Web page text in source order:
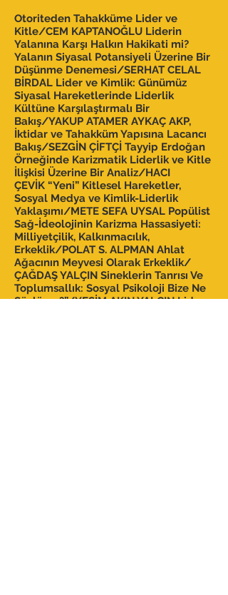
Otoriteden Tahakküme Lider ve
Kitle/CEM KAPTANOĞLU Liderin
Yalanına Karşı Halkın Hakikati mi?
Yalanın Siyasal Potansiyeli Üzerine Bir
Düşünme Denemesi/SERHAT CELAL
BİRDAL Lider ve Kimlik: Günümüz
Siyasal Hareketlerinde Liderlik
Kültüne Karşılaştırmalı Bir
Bakış/YAKUP ATAMER AYKAÇ AKP,
İktidar ve Tahakküm Yapısına Lacancı
Bakış/SEZGİN ÇİFTÇİ Tayyip Erdoğan
Örneğinde Karizmatik Liderlik ve Kitle
İlişkisi Üzerine Bir Analiz/HACI
ÇEVİK “Yeni” Kitlesel Hareketler,
Sosyal Medya ve Kimlik-Liderlik
Yaklaşımı/METE SEFA UYSAL Popülist
Sağ-İdeolojinin Karizma Hassasiyeti:
Milliyetçilik, Kalkınmacılık,
Erkeklik/POLAT S. ALPMAN Ahlat
Ağacının Meyvesi Olarak Erkeklik/
ÇAĞDAŞ YALÇIN Sineklerin Tanrısı Ve
Toplumsallık: Sosyal Psikoloji Bize Ne
Söylüyor?”/YEŞİM AKIN YALÇIN Lider